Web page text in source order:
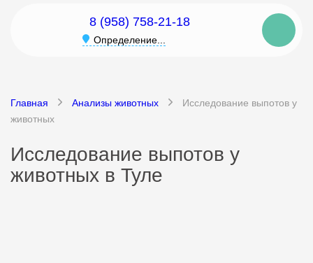
8 (958) 758-21-18
Определение...
Главная Анализы животных
Исследование выпотов у
животных
Исследование выпотов у
животных в Туле